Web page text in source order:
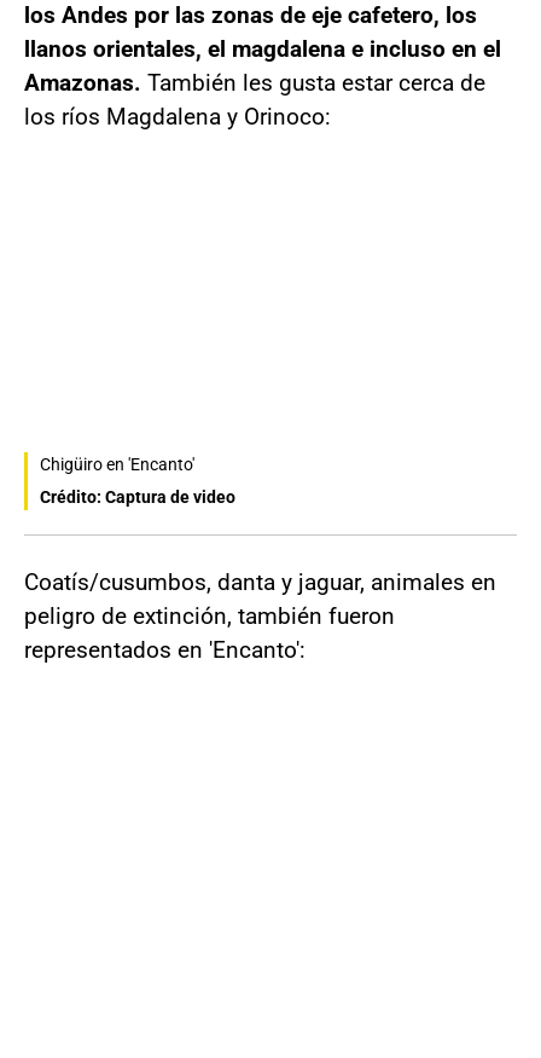
los Andes por las zonas de eje cafetero, los
llanos orientales, el magdalena e incluso en el
Amazonas. También les gusta estar cerca de
los ríos Magdalena y Orinoco:
Chigüiro en 'Encanto'
Crédito: Captura de video
Coatís/cusumbos, danta y jaguar, animales en
peligro de extinción, también fueron
representados en 'Encanto':